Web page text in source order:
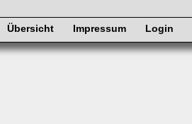
Übersicht Impressum Login